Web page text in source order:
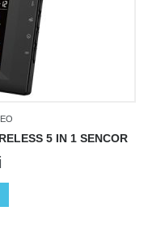
5 IN 1 SENCOR